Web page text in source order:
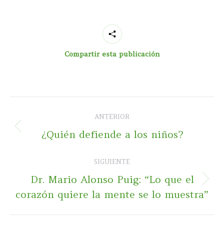
Compartir esta publicación
entre
ANTERIOR
Publicación
¿Quién defiende a los niños?
SIGUIENTE
Publicación
siguiente:
Dr. Mario Alonso Puig: “Lo que el
corazón quiere la mente se lo muestra”